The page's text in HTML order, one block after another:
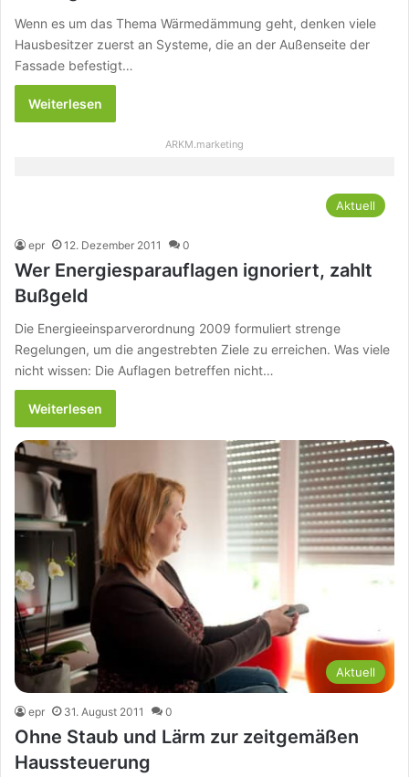
Wenn es um das Thema Wärmedämmung geht, denken viele
Hausbesitzer zuerst an Systeme, die an der Außenseite der
Fassade befestigt…
Weiterlesen
ARKM.marketing
Aktuell
epr 12. Dezember 2011 0
Wer Energiesparauflagen ignoriert, zahlt
Bußgeld
Die Energieeinsparverordnung 2009 formuliert strenge
Regelungen, um die angestrebten Ziele zu erreichen. Was viele
nicht wissen: Die Auflagen betreffen nicht…
Weiterlesen
Aktuell
epr 31. August 2011 0
Ohne Staub und Lärm zur zeitgemäßen
Haussteuerung